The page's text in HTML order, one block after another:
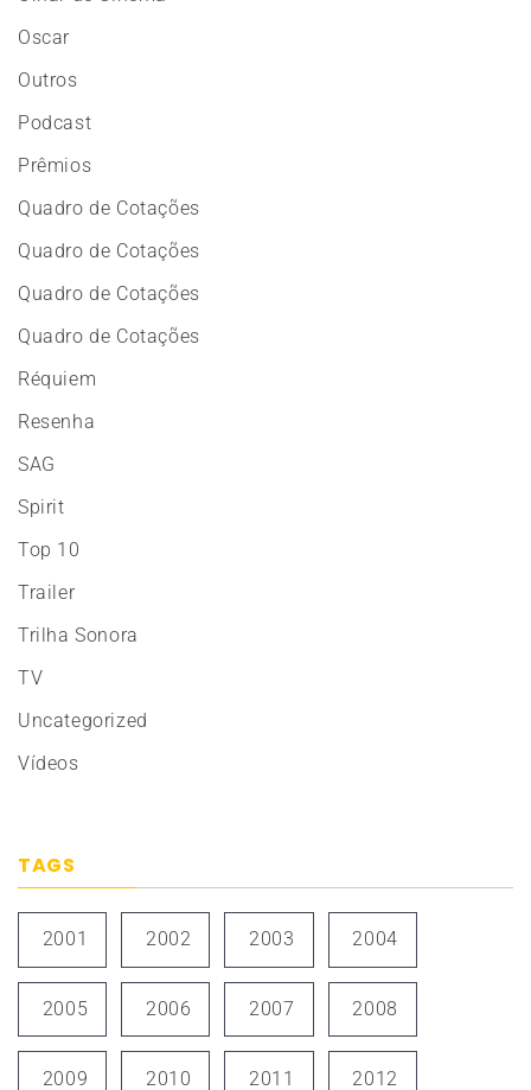
Oscar
Outros
Podcast
Prêmios
Quadro de Cotações
Quadro de Cotações
Quadro de Cotações
Quadro de Cotações
Réquiem
Resenha
SAG
Spirit
Top 10
Trailer
Trilha Sonora
TV
Uncategorized
Vídeos
TAGS
2001 2002 2003 2004
2005 2006 2007 2008
2009 2010 2011 2012